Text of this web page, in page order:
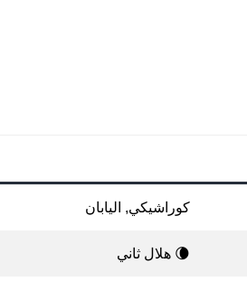
كوراشيكي, اليابان
🌘 هلال ثاني